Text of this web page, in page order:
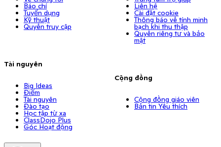
Báo chí
Tuyển dụng
Kỹ thuật
Quyền truy cập
Tài nguyên
Big Ideas
Điểm
Tài nguyên
Đào tạo
Học tập từ xa
ClassDojo Plus
Góc Hoạt động
Liên hệ
Cài đặt cookie
Thông báo về tính minh
bạch khi thu thập
Quyền riêng tư và bảo
mật
Cộng đồng
Cộng đồng giáo viên
Bản tin Yêu thích